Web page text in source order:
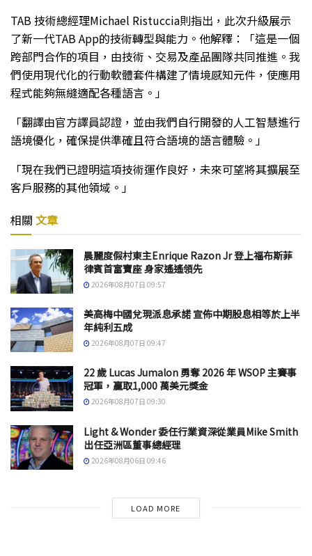
TAB 技術總經理Michael Ristuccia則指出，此次升級展示
了新一代TAB App的技術轉型與能力。 他解釋：「這是一個
跨部門合作的項目，由技術、交易及產品團隊共同推進。我
們使用現代化的行動軟體套件構建了情境感知元件，使應用
程式能夠無縫適配各種語言。」
「翻譯由官方譯員認證，並由我們自行開發的人工智慧進行
語境優化，確保提供準確且符合語境的語言體驗。」
「現在我們已證明這項技術運作良好，未來可望將其擴展至
客戶服務的其他領域。」
相關 文章
晨麗度假村東主Enrique Razon Jr 登上福布斯菲
律賓首富寶座 身家遙遙領先
2026年08月07日 09:57
美高梅中國兌現派息承諾 宣佈中期股息相等於上半
年純利五成
2026年08月07日 09:47
22 歲 Lucas Jumalon 勇奪 2026 年 WSOP 主賽事
冠軍，贏取1,000 萬美元獎金
2026年08月07日 09:30
Light & Wonder 委任行業資深從業員Mike Smith
出任亞洲區董事總經理
2026年08月06日 09:46
LOAD MORE